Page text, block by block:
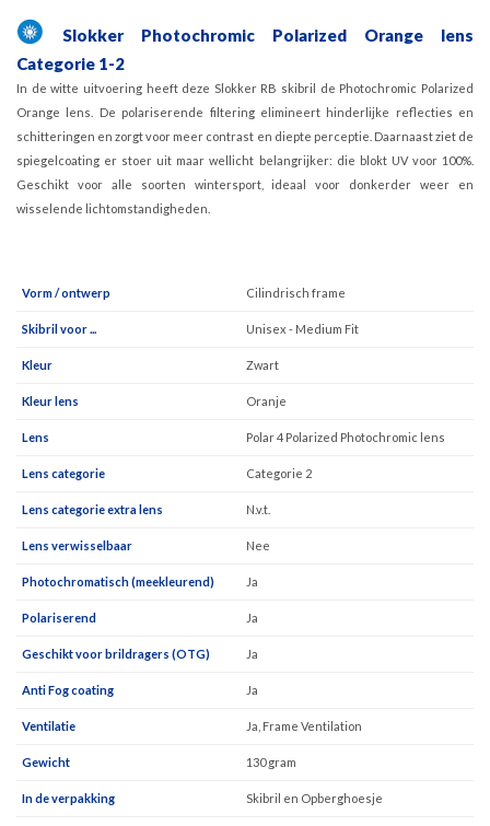
SlokkerPhotochromic Polarized Orange lens
Categorie 1-2
In de witte uitvoering heeft deze Slokker RB skibril de Photochromic Polarized
Orange lens. De polariserende filtering elimineert hinderlijke reflecties en
schitteringen en zorgt voor meer contrast en diepte perceptie. Daarnaast ziet de
spiegelcoating er stoer uit maar wellicht belangrijker: die blokt UV voor 100%.
Geschikt voor alle soorten wintersport, ideaal voor donkerder weer en
wisselende lichtomstandigheden.
Vorm / ontwerp Cilindrisch frame
Skibril voor ... Unisex - Medium Fit
Kleur Zwart
Kleur lens Oranje
Lens Polar 4 Polarized Photochromic lens
Lens categorie Categorie 2
Lens categorie extra lens N.v.t.
Lens verwisselbaar Nee
Photochromatisch (meekleurend) Ja
Polariserend Ja
Geschikt voor brildragers (OTG) Ja
Anti Fog coating Ja
Ventilatie Ja, Frame Ventilation
Gewicht 130 gram
In de verpakking Skibril en Opberghoesje